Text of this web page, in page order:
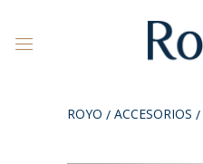
ROYO / ACCESORIOS /